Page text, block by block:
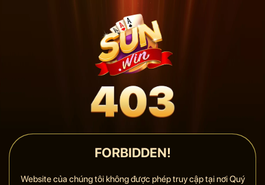
FORBIDDEN!
Website của chúng tôi không được phép truy cập tại nơi Quý